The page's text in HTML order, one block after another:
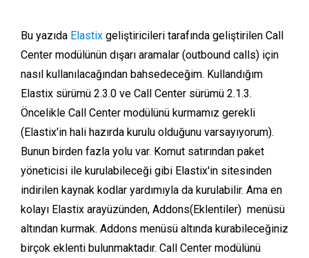
Bu yazıda Elastix geliştiricileri tarafında geliştirilen Call
Center modülünün dışarı aramalar (outbound calls) için
nasıl kullanılacağından bahsedeceğim. Kullandığım
Elastix sürümü 2.3.0 ve Call Center sürümü 2.1.3.
Öncelikle Call Center modülünü kurmamız gerekli
(Elastix'in hali hazırda kurulu olduğunu varsayıyorum).
Bunun birden fazla yolu var. Komut satırından paket
yöneticisi ile kurulabileceği gibi Elastix'in sitesinden
indirilen kaynak kodlar yardımıyla da kurulabilir. Ama en
kolayı Elastix arayüzünden, Addons(Eklentiler) menüsü
altından kurmak. Addons menüsü altında kurabileceğiniz
birçok eklenti bulunmaktadır. Call Center modülünü